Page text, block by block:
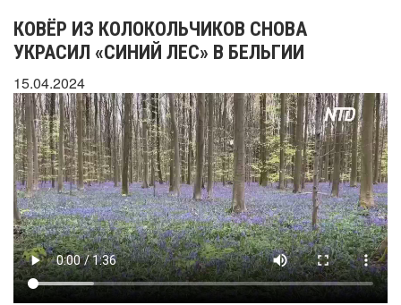
КОВЁР ИЗ КОЛОКОЛЬЧИКОВ СНОВА
УКРАСИЛ «СИНИЙ ЛЕС» В БЕЛЬГИИ
15.04.2024